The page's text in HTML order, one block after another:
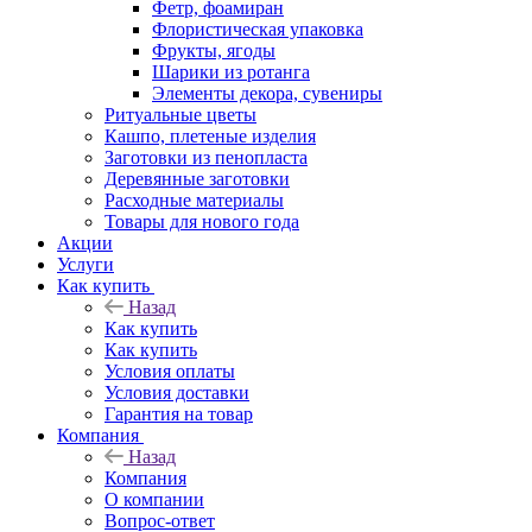
Фетр, фоамиран
Флористическая упаковка
Фрукты, ягоды
Шарики из ротанга
Элементы декора, сувениры
Ритуальные цветы
Кашпо, плетеные изделия
Заготовки из пенопласта
Деревянные заготовки
Расходные материалы
Товары для нового года
Акции
Услуги
Как купить
Назад
Как купить
Как купить
Условия оплаты
Условия доставки
Гарантия на товар
Компания
Назад
Компания
О компании
Вопрос-ответ